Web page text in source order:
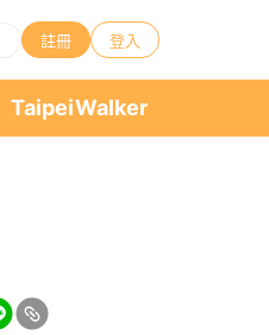
註冊 登入
TaipeiWalker